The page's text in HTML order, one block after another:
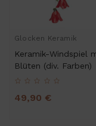
Glocken Keramik
Keramik-Windspiel
Blüten (div. Farben)
49,90 €